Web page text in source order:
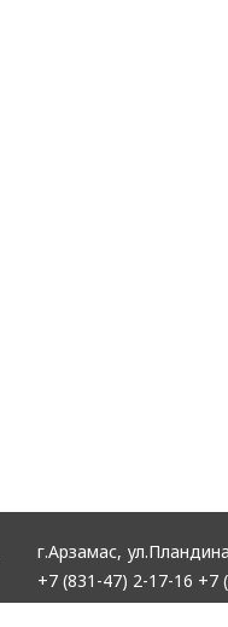
г.Арзамас,
+7 (831-47) 2-17-16 +7